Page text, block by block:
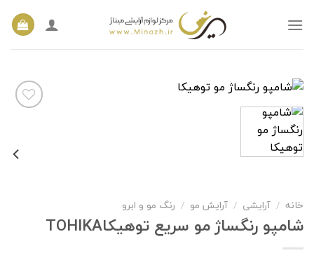
افزودن
خانه / آرایشی / آرایش مو / رنگ مو و ابرو
شامپو رنگساژ مو سریع توهیکاTOHIKA